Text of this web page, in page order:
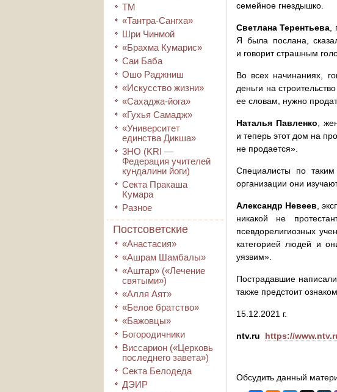
ТМ
«Тантра-Сангха»
Шри Чинмой
«Брахма Кумарис»
Саи Баба
Ошо Раджниш
«Искусство жизни»
«Сахаджа-йога»
«Гухья Самадж»
«Университет
единства Дикша»
3HO (KRI ―
Федерация учителей
кундалини йоги)
Секта Пракаша
Кумара
Разное
Постсоветские
«Анастасия»
«Ашрам Шамбалы»
«Аштар» («Лечение
святыми»)
«Алля Аят»
«Белое братство»
«Бажовцы»
Богородичники
Виссарион («Церковь
последнего завета»)
Секта Белодеда
ДЭИР
семейное гнездышко.
Светлана Терентьева
Я была послана,
и говорит страшным
Во всех начинаниях,
деньги на
ее словам, нужно
Наталья Павленко ,
и теперь этот дом на
не продается».
Специалисты по
организации они
Александр Невеев ,
никакой не
псевдорелигиозных
категорией людей и
уязвим».
Пострадавшие
также предстоит
15.12.2021 г.
ntv.ru https://
Обсудить данный